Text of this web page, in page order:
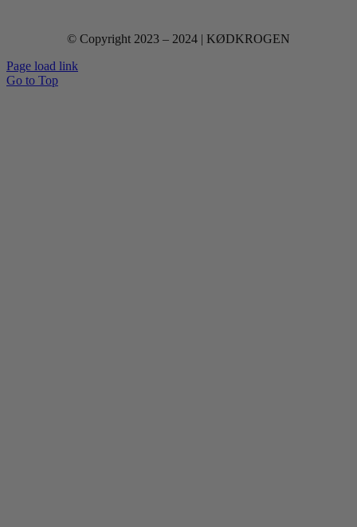
© Copyright 2023 – 2024 | KØDKROGEN
Page load link
Go to Top